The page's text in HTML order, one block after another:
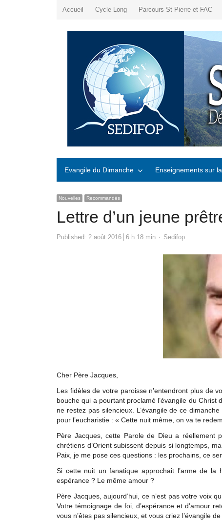
Accueil Cycle Long Parcours St Pierre et FAC
Evangile du Dimanche Enseignements sur
Nouvelles Recommandés
Lettre d’un jeune
Published: 2 août 2016 6 h 18 min Author
Sedifop
Cher Père Jacques,
Les fidèles de votre paroisse n’entendront plus de
bouche qui a pourtant proclamé l’évangile du
ne restez pas silencieux. L’évangile de ce
pour l’eucharistie : « Cette nuit même, on va te
Père Jacques, cette Parole de Dieu a
chrétiens d’Orient subissent depuis si longtemps,
Paix, je me pose ces questions : les prochains, ce
Si cette nuit un fanatique approchait l’arme de
espérance ? Le même amour ?
Père Jacques, aujourd’hui, ce n’est pas votre voix
Votre témoignage de foi, d’espérance et d’amour
vous n’êtes pas silencieux, et vous criez l’évangile